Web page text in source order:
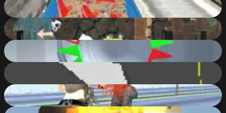
86 %
Bears Adventures
89%
Shape Tunnel
76
Fling
67
Vegas Crime City
86%